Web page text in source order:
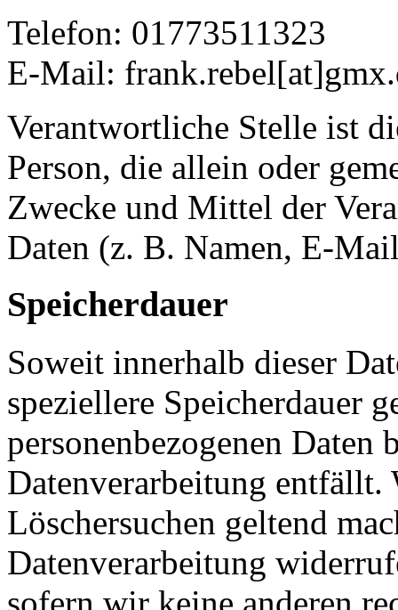
Telefon: 01773511323
E-Mail:
Verantwortliche Stelle ist
Person, die allein oder
Zwecke und Mittel der
Daten (z. B. Namen, E-
Speicherdauer
Soweit innerhalb dieser
speziellere Speicherdauer
personenbezogenen
Datenverarbeitung entfällt.
Löschersuchen geltend
Datenverarbeitung